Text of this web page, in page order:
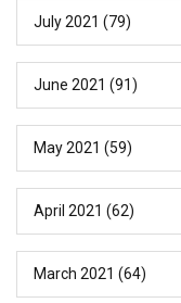
July 2021 (79)
June 2021 (91)
May 2021 (59)
April 2021 (62)
March 2021 (64)